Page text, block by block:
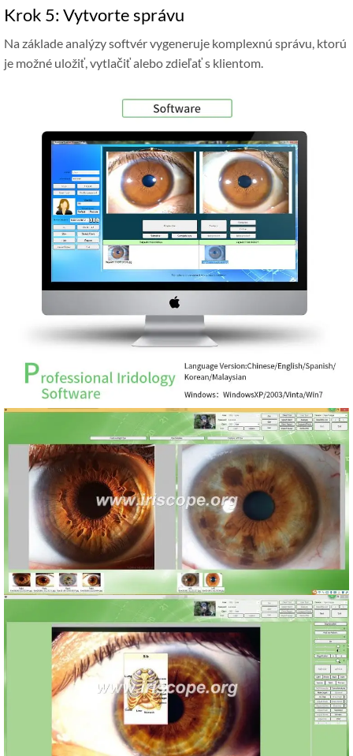
Krok 5: Vytvorte správu
Na základe analýzy softvér vygeneruje komplexnú správu, ktorú
je možné uložiť, vytlačiť alebo zdieľať s klientom.